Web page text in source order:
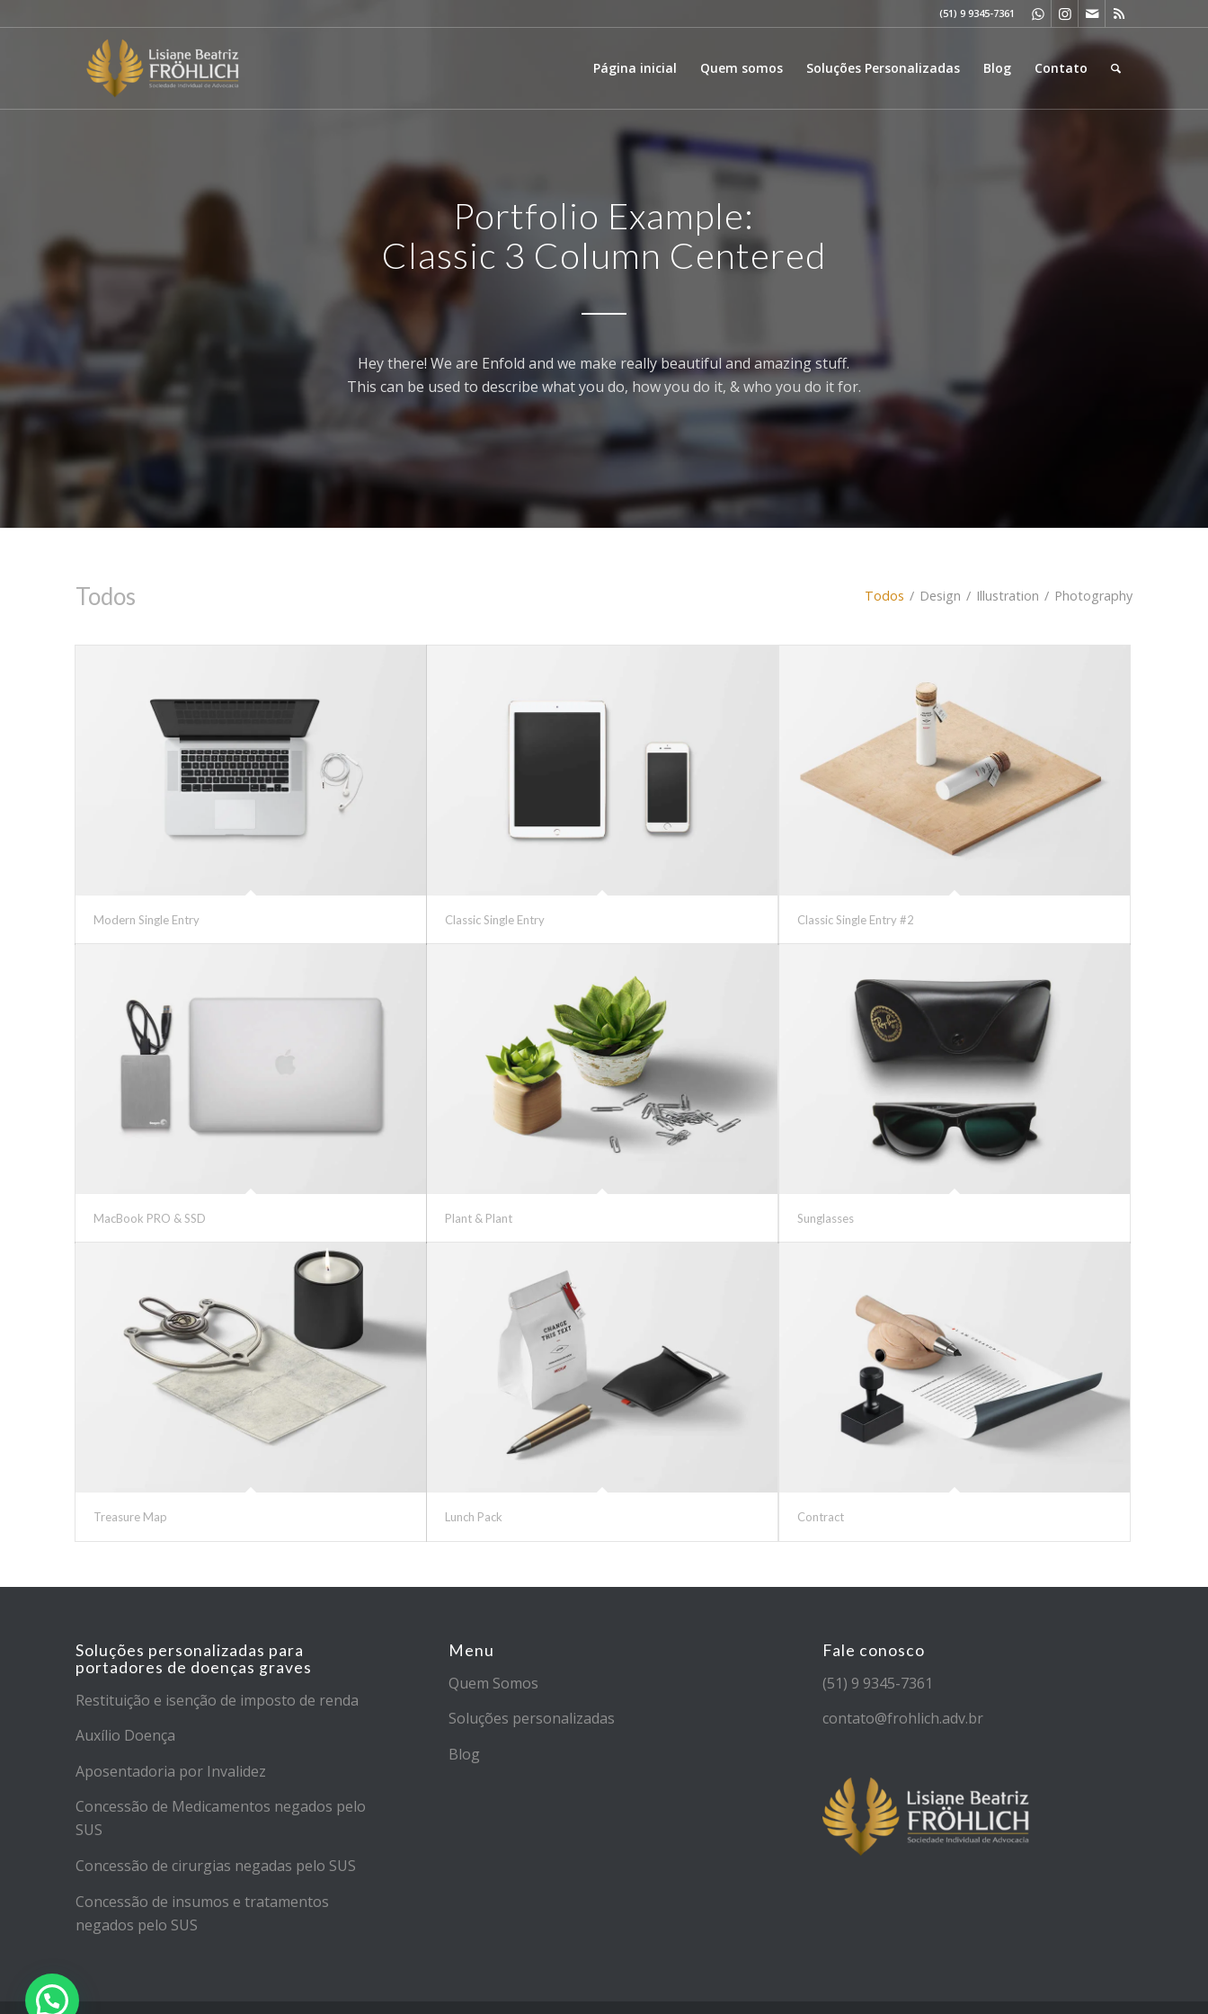
(51) 9 9345-7361
Página inicial Quem somos Soluções Personalizadas Blog Contato
Portfolio Example:
Classic 3 Column Centered
Hey there! We are Enfold and we make really beautiful and amazing stuff.
This can be used to describe what you do, how you do it, & who you do it for.
Todos Todos / Design / Illustration / Photography
Modern Single Entry Classic Single Entry Classic Single Entry #2
MacBook PRO & SSD Plant & Plant Sunglasses
Treasure Map Lunch Pack Contract
Soluções personalizadas para
portadores de doenças graves
Restituição e isenção de imposto de renda
Auxílio Doença
Aposentadoria por Invalidez
Concessão de Medicamentos negados pelo
SUS
Concessão de cirurgias negadas pelo SUS
Concessão de insumos e tratamentos
negados pelo SUS
Menu
Quem Somos
Soluções personalizadas
Blog
Fale conosco
(51) 9 9345-7361
contato@frohlich.adv.br